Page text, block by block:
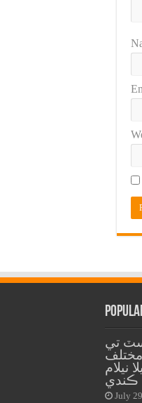
4 آگسٽ تي
نيلام
ڪندي
July